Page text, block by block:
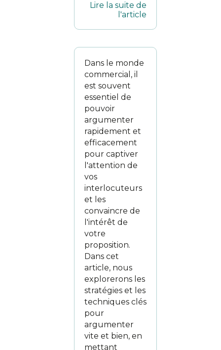
Lire la suite de
l'article
Dans le monde
commercial, il
est souvent
essentiel de
pouvoir
argumenter
rapidement et
efficacement
pour captiver
l'attention de
vos
interlocuteurs
et les
convaincre de
l'intérêt de
votre
proposition.
Dans cet
article, nous
explorerons les
stratégies et les
techniques clés
pour
argumenter
vite et bien, en
mettant